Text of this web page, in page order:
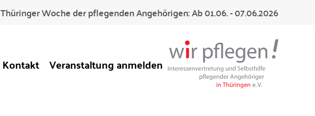
Thüringer Woche der pflegenden Angehörigen: Ab 01.06. - 07.06.2026
Kontakt Veranstaltung anmelden